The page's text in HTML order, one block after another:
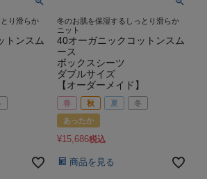
り滑らか
トンスム
冬のお肌を保湿するしっとり滑らか
ニット
40オーガニックコットンスム
ース
ボックスシーツ
ダブルサイズ
【オーダーメイド】
春 秋 夏 冬
あったか
¥15,686税込
商品を見る